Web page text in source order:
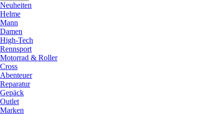
Neuheiten
Helme
Mann
Damen
High-Tech
Rennsport
Motorrad & Roller
Cross
Abenteuer
Reparatur
Gepäck
Outlet
Marken